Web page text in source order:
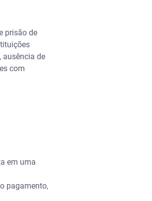
prisão de
ausência de
com
em uma
pagamento,